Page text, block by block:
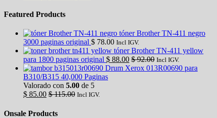
Featured Products
tóner Brother TN-411 negro
3000 paginas original $ 78.00 Incl IGV.
tóner Brother TN-411 yellow
para 1800 paginas original $ 88.00 $92.00 Incl IGV.
Drum Xerox 013R00690 para
B310/B315 40,000 Paginas
Valorado con 5.00 de 5
$ 85.00 $115.00 Incl IGV.
Onsale Products